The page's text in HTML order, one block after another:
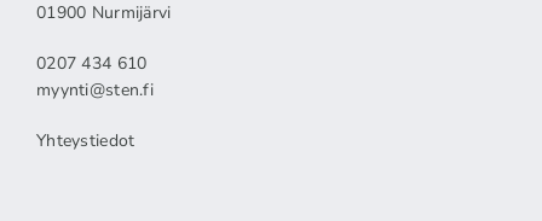
01900 Nurmijärvi
0207 434 610
myynti@sten.fi
Yhteystiedot